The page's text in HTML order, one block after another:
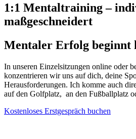
1:1 Mentaltraining –
maßgeschneidert
Mentaler Erfolg beginnt
In unseren Einzelsitzungen online oder
konzentrieren wir uns auf dich, deine
Herausforderungen. Ich komme auch
auf den Golfplatz, an den Fußballplatz
Kostenloses Erstgespräch buchen